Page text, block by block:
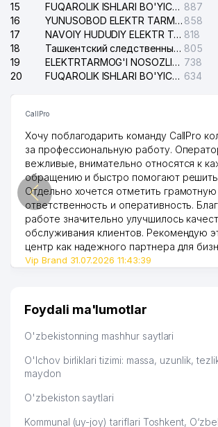
15
FUQAROLIK ISHLARI BO'YICHA YAKKASAROY TUMANLARARO SUDI 887
16
YUNUSOBOD ELEKTR TARMOG'I NOSOZLIKLARI XIZMATI 858
17
NAVOIY HUDUDIY ELEKTR TARMOQLARI KORXONASI AJ 818
18
Ташкентский следственный изолятор 805
19
ELEKTRTARMOG'I NOSOZLIKLARINI TO'ZATISH SERGELI XIZMATI 738
20
FUQAROLIK ISHLARI BO'YICHA UCH-TEPA TUMANI SUDI 634
CallPro
Хочу поблагодарить команду CallPro
за профессиональную работу.
вежливые, внимательно относятся к
обращению и быстро помогают
Отдельно хочется отметить
ответственность и оперативность.
работе значительно улучшилось
обслуживания клиентов. Рекомендую
центр как надежного партнера для
Vip Brand 31.07.2026 11:43:39
Foydali ma'lumotlar
O'zbekistonning mashhur saytlari
O'lchov birliklari tizimi: massa, uzunlik,
maydon
O'zbekiston saytlari
Kommunal (uy-joy) tariflari Toshkent,